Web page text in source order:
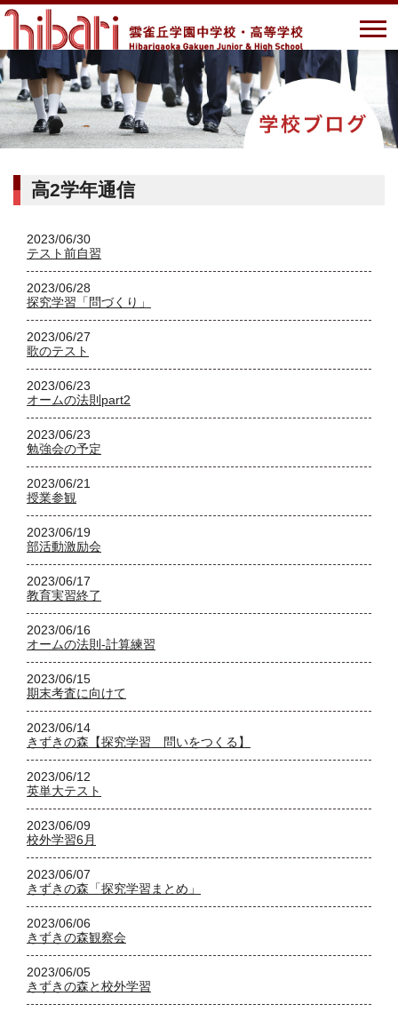
高2学年通信
2023/06/30
テスト前自習
2023/06/28
探究学習「問づくり」
2023/06/27
歌のテスト
2023/06/23
オームの法則part2
2023/06/23
勉強会の予定
2023/06/21
授業参観
2023/06/19
部活動激励会
2023/06/17
教育実習終了
2023/06/16
オームの法則-計算練習
2023/06/15
期末考査に向けて
2023/06/14
きずきの森【探究学習 問いをつくる】
2023/06/12
英単大テスト
2023/06/09
校外学習6月
2023/06/07
きずきの森「探究学習まとめ」
2023/06/06
きずきの森観察会
2023/06/05
きずきの森と校外学習